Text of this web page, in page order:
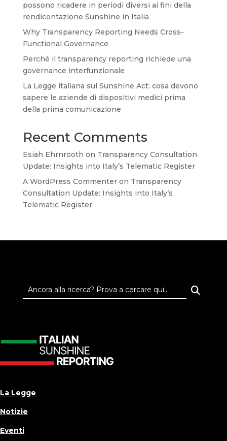
possono ricadere in periodi diversi ai fini della
rendicontazione Sunshine in Italia
Why Transparency Reporting Needs Cross-
Functional Governance
Perché il transparency reporting richiede una
governance interfunzionale
La Legge italiana sul Sunshine Act: cosa devono
sapere le aziende di dispositivi medici prima
della prima comunicazione
Recent Comments
Esiah Ehrnrooth on Transparency Consultation
Update: Insights into Italy’s Telematic Register
A WordPress Commenteron Transparency
Consultation Update: Insights into Italy’s
Telematic Register
La Legge
Notizie
Eventi